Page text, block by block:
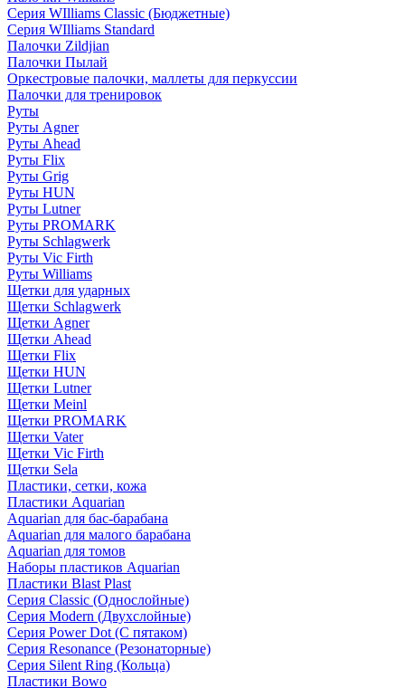
Серия WIlliams Classic (Бюджетные)
Серия WIlliams Standard
Палочки Zildjian
Палочки Пылай
Оркестровые палочки, маллеты для перкуссии
Палочки для тренировок
Руты
Руты Agner
Руты Ahead
Руты Flix
Руты Grig
Руты HUN
Руты Lutner
Руты PROMARK
Руты Schlagwerk
Руты Vic Firth
Руты Williams
Щетки для ударных
Щетки Schlagwerk
Щетки Agner
Щетки Ahead
Щетки Flix
Щетки HUN
Щетки Lutner
Щетки Meinl
Щетки PROMARK
Щетки Vater
Щетки Vic Firth
Щетки Sela
Пластики, сетки, кожа
Пластики Aquarian
Aquarian для бас-барабана
Aquarian для малого барабана
Aquarian для томов
Наборы пластиков Aquarian
Пластики Blast Plast
Серия Classic (Однослойные)
Серия Modern (Двухслойные)
Серия Power Dot (С пятаком)
Серия Resonance (Резонаторные)
Серия Silent Ring (Кольца)
Пластики Bowo